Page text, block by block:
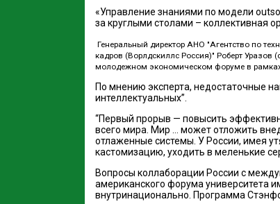
«Управление знаниями по модели
за круглыми столами – коллективная
Генеральный директор АНО "Агентство по
кадров (Ворлдскиллс Россия)" Роберт
молодежном экономическом форуме в рамках
По мнению эксперта, недостаточные
интеллектуальных”.
“Первый прорыв — повысить
всего мира. Мир … может отложить
отлаженные системы. У России, имея
кастомизацию, уходить в меленькие
Вопросы коллаборации России с
американского форума университета
внутринационально. Программа